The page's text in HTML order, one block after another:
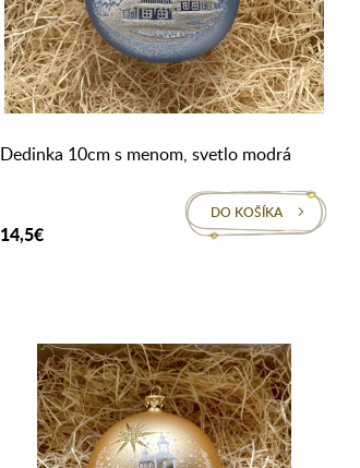
Dedinka 10cm s menom, svetlo modrá
14,5€
DO KOŠÍKA